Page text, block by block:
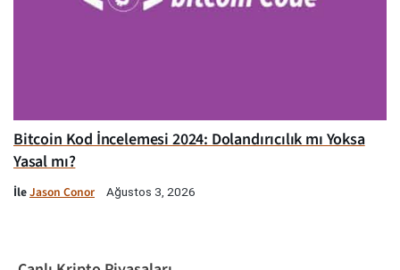
Bitcoin Kod İncelemesi 2024: Dolandırıcılık mı Yoksa
Yasal mı?
İleJason Conor Ağustos 3, 2026